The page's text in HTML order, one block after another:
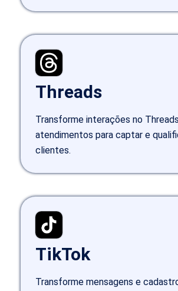
Threads
Transforme interações no
atendimentos para captar e
clientes.
TikTok
Transforme mensagens e